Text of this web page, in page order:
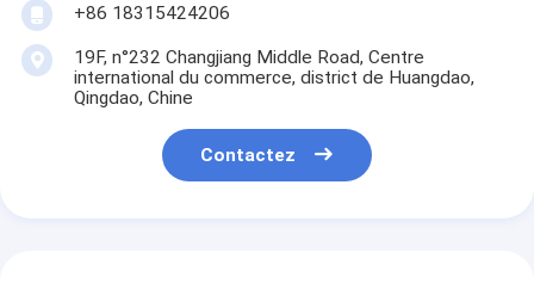
+86 18315424206
19F, n°232 Changjiang Middle Road, Centre
international du commerce, district de Huangdao,
Qingdao, Chine
Contactez